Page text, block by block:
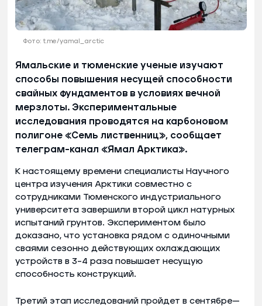
Фото: t.me/yamal_arctic
Ямальские и тюменские ученые изучают
способы повышения несущей способности
свайных фундаментов в условиях вечной
мерзлоты. Экспериментальные
исследования проводятся на карбоновом
полигоне «Семь лиственниц», сообщает
телеграм-канал «Ямал Арктика».
К настоящему времени специалисты Научного
центра изучения Арктики совместно с
сотрудниками Тюменского индустриального
университета завершили второй цикл натурных
испытаний грунтов. Экспериментом было
доказано, что установка рядом с одиночными
сваями сезонно действующих охлаждающих
устройств в 3–4 раза повышает несущую
способность конструкций.
Третий этап исследований пройдет в сентябре—